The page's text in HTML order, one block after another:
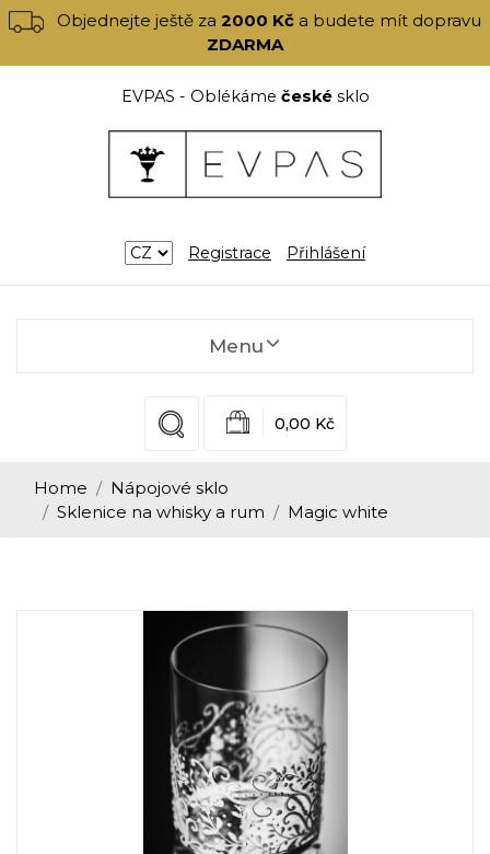
Objednejte ještě za2000 Kč a budete mít dopravu
ZDARMA
EVPAS - Oblékáme českésklo
Registrace Přihlášení
Menu
0,00 Kč
Home
Nápojové sklo
Sklenice na whisky a rum
Magic white